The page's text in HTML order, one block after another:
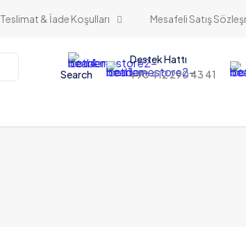
Teslimat & İade Koşulları Mesafeli Satış
Search
Destek Hattı
+90 412 290 43 41